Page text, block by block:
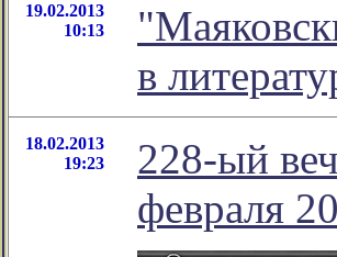
19.02.2013
10:13
в
18.02.2013
19:23
228-ый
февраля